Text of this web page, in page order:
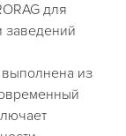
для
заведений
выполнена из